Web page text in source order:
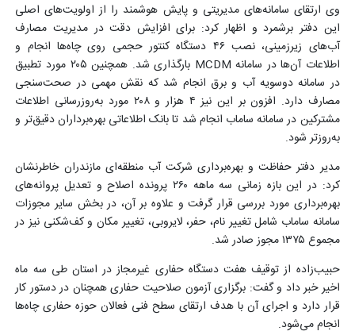
وی ارتقای سامانه‌های مدیریتی و پایش هوشمند را از اولویت‌های اصلی
این دفتر برشمرد و اظهار کرد: برای افزایش دقت در مدیریت مصارف
آب‌های زیرزمینی، نصب ۴۶ دستگاه کنتور حجمی روی چاه‌ها انجام و
اطلاعات آن‌ها در سامانه MCDM بارگذاری شد. همچنین ۲۰۵ مورد تطبیق
در سامانه دوسویه آب و برق انجام شد که نقش مهمی در صحت‌سنجی
مصارف دارد. افزون بر این نیز ۴ هزار و ۲۰۸ مورد به‌روزرسانی اطلاعات
مشترکین در سامانه ساماب انجام شد تا بانک اطلاعاتی بهره‌برداران دقیق‌تر و
به‌روزتر شود.
مدیر دفتر حفاظت و بهره‌برداری شرکت آب منطقه‌ای مازندران خاطرنشان
کرد: در این بازه زمانی سه ماهه ۲۶۰ پرونده اصلاح و تعدیل پروانه‌های
بهره‌برداری مورد بررسی قرار گرفت و علاوه بر آن، در بخش سایر مجوزات
سامانه ساماب شامل تغییر نام، حفر، لایروبی، تغییر مکان و کف‌شکنی نیز در
مجموع ۱۳۷۵ مجوز صادر شد.
حبیب‌زاده از توقیف هفت دستگاه حفاری غیرمجاز در استان طی سه ماه
اخیر خبر داد و گفت: برگزاری آزمون صلاحیت حفاری همچنان در دستور کار
قرار دارد و اجرای آن با هدف ارتقای سطح فنی فعالان حوزه حفاری چاه‌ها
انجام می‌شود.